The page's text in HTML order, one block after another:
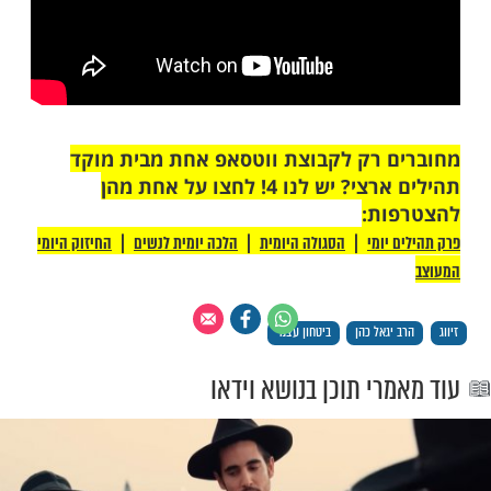
רק לקבוצת ווטסאפ אחת מבית מוקד
תהילים ארצי? יש לנו 4! לחצו על אחת מהן